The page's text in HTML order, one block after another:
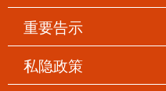
重要告示
私隐政策